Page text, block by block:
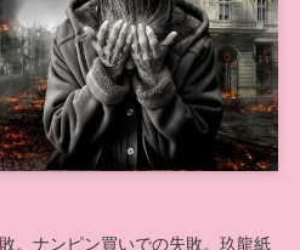
。ナンピン買いでの失敗。玖龍紙